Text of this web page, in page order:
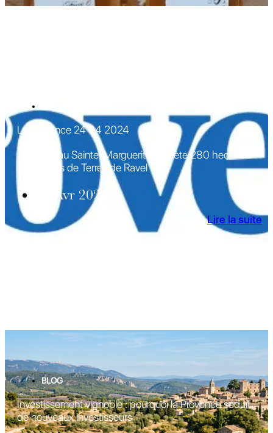
La Provence 24 04 2024
Le Château Sainte-Marguerite rachète 280 hectares
des vignes de Terres de Ravel
25 Avr 2024
Lire la suite
BLOG
Investissement vignoble : pourquoi la Provence séduit
de nouveaux investisseurs